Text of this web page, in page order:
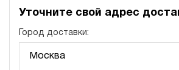
Уточните свой адрес
Город доставки: